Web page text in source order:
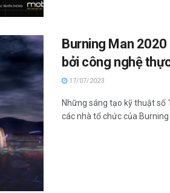
Burning Man
bởi công nghệ
17/07/2023
Những sáng tạo kỹ thuật số
các nhà tổ chức của Burning